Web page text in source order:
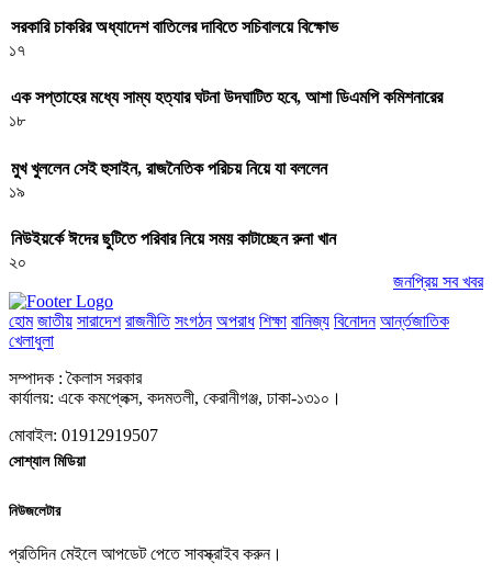
সরকারি চাকরির অধ্যাদেশ বাতিলের দাবিতে সচিবালয়ে বিক্ষোভ
১৭
এক সপ্তাহের মধ্যে সাম্য হত্যার ঘটনা উদঘাটিত হবে, আশা ডিএমপি কমিশনারের
১৮
মুখ খুললেন সেই হুসাইন, রাজনৈতিক পরিচয় নিয়ে যা বললেন
১৯
নিউইয়র্কে ঈদের ছুটিতে পরিবার নিয়ে সময় কাটাচ্ছেন রুনা খান
২০
জনপ্রিয় সব খবর
হোম জাতীয় সারাদেশ রাজনীতি সংগঠন অপরাধ শিক্ষা বানিজ্য বিনোদন আর্ন্তজাতিক
খেলাধুলা
সম্পাদক : কৈলাস সরকার
কার্যালয়: একে কমপ্লেক্স, কদমতলী, কেরানীগঞ্জ, ঢাকা-১৩১০।
মোবাইল: 01912919507
সোশ্যাল মিডিয়া
নিউজলেটার
প্রতিদিন মেইলে আপডেট পেতে সাবস্ক্রাইব করুন।